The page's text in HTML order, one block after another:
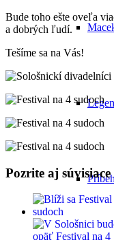
Bude toho ešte oveľa
a dobrých ľudí.
Tešíme sa na Vás!
Pozrite aj